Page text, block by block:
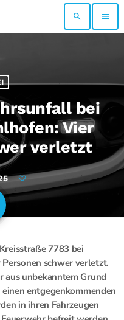
search menu
bei
Vier
verletzt
7783 bei
schwer verletzt.
unbekanntem Grund
entgegenkommenden
in ihren Fahrzeugen